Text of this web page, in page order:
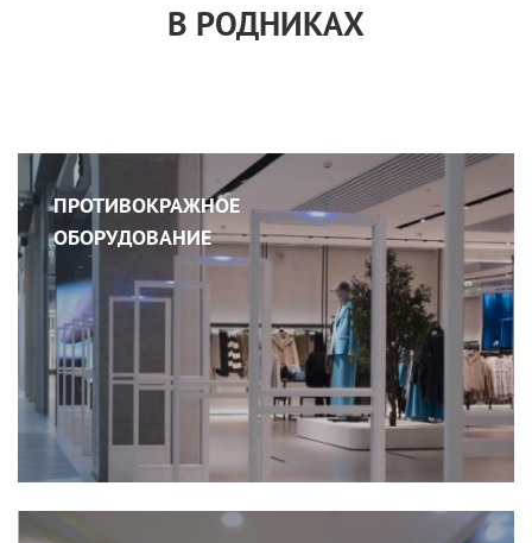
В РОДНИКАХ
ПРОТИВОКРАЖНОЕ
ОБОРУДОВАНИЕ